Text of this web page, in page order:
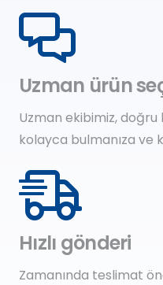
Uzman ürün
Uzman ekibimiz,
kolayca bulmanıza ve
Hızlı gönderi
Zamanında teslimat